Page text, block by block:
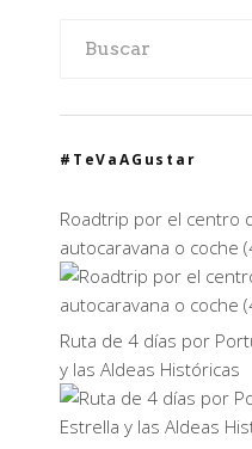
#TeVaAGustar
Roadtrip por el centro
autocaravana o coche
Ruta de 4 días por
y las Aldeas Históricas